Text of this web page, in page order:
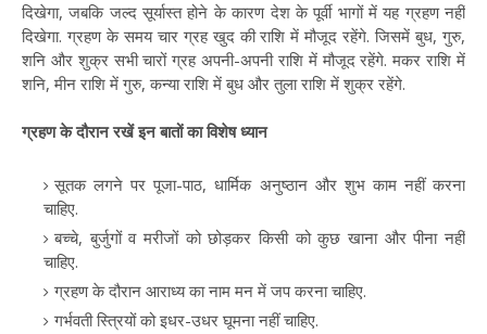
दिखेगा, जबकि जल्द सूर्यास्त होने के कारण देश के पूर्वी भागों में यह ग्रहण नहीं
दिखेगा. ग्रहण के समय चार ग्रह खुद की राशि में मौजूद रहेंगे. जिसमें बुध, गुरु,
शनि और शुक्र सभी चारों ग्रह अपनी-अपनी राशि में मौजूद रहेंगे. मकर राशि में
शनि, मीन राशि में गुरु, कन्या राशि में बुध और तुला राशि में शुक्र रहेंगे.
ग्रहण के दौरान रखें इन बातों का विशेष ध्यान
सूतक लगने पर पूजा-पाठ, धार्मिक अनुष्ठान और शुभ काम नहीं करना
चाहिए.
बच्चे, बुर्जुगों व मरीजों को छोड़कर किसी को कुछ खाना और पीना नहीं
चाहिए.
ग्रहण के दौरान आराध्य का नाम मन में जप करना चाहिए.
गर्भवती स्त्रियों को इधर-उधर घूमना नहीं चाहिए.